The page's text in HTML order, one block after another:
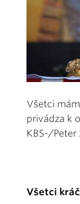
Všetci
privádza k
KBS-/Peter
Všetci